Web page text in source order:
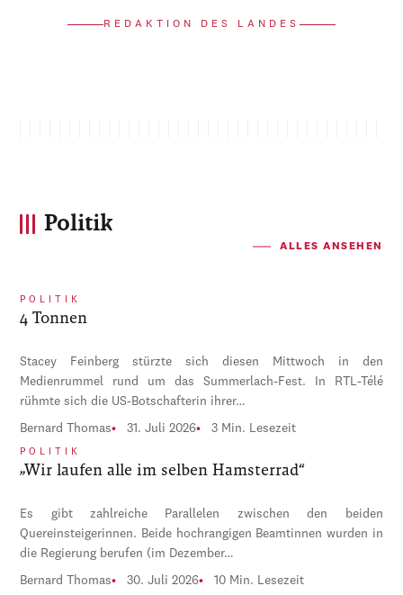
REDAKTION DES LANDES
Politik
ALLES ANSEHEN
POLITIK
4 Tonnen
Stacey Feinberg stürzte sich diesen Mittwoch in den
Medienrummel rund um das Summerlach-Fest. In RTL-Télé
rühmte sich die US-Botschafterin ihrer…
Bernard Thomas 31. Juli 2026 3 Min. Lesezeit
POLITIK
„Wir laufen alle im selben Hamsterrad“
Es gibt zahlreiche Parallelen zwischen den beiden
Quereinsteigerinnen. Beide hochrangigen Beamtinnen wurden in
die Regierung berufen (im Dezember…
Bernard Thomas 30. Juli 2026 10 Min. Lesezeit